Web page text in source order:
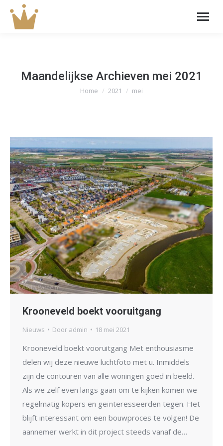
Maandelijkse Archieven mei 2021
Je bent hier:
Home 2021 mei
Krooneveld boekt vooruitgang
Nieuws Door admin 18 mei 2021
Krooneveld boekt vooruitgang Met enthousiasme
delen wij deze nieuwe luchtfoto met u. Inmiddels
zijn de contouren van alle woningen goed in beeld.
Als we zelf even langs gaan om te kijken komen we
regelmatig kopers en geïnteresseerden tegen. Het
blijft interessant om een bouwproces te volgen! De
aannemer werkt in dit project steeds vanaf de…